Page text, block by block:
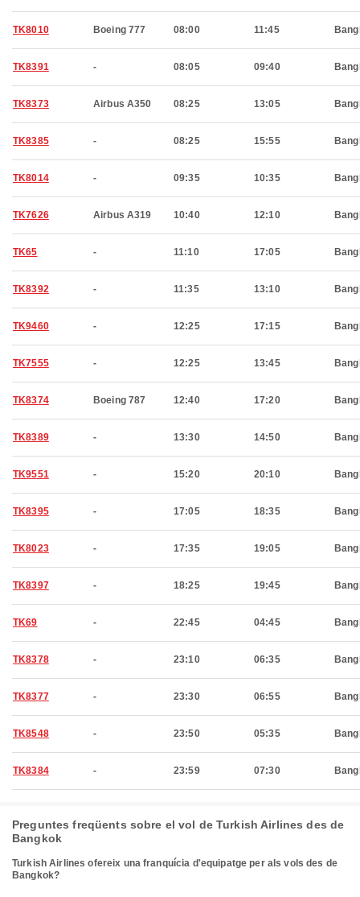
TK8010 Boeing 777 08:00 11:45
TK8391 - 08:05 09:40
TK8373 Airbus A350 08:25 13:05
TK8385 - 08:25 15:55
TK8014 - 09:35 10:35
TK7626 Airbus A319 10:40 12:10
TK65 - 11:10 17:05
TK8392 - 11:35 13:10
TK9460 - 12:25 17:15
TK7555 - 12:25 13:45
TK8374 Boeing 787 12:40 17:20
TK8389 - 13:30 14:50
TK9551 - 15:20 20:10
TK8395 - 17:05 18:35
TK8023 - 17:35 19:05
TK8397 - 18:25 19:45
TK69 - 22:45 04:45
TK8378 - 23:10 06:35
TK8377 - 23:30 06:55
TK8548 - 23:50 05:35
TK8384 - 23:59 07:30
Preguntes freqüents sobre el vol de Turkish Airlines des de
Bangkok
Turkish Airlines ofereix una franquícia d'equipatge per als vols des de
Bangkok?